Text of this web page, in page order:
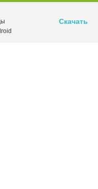
Скачать